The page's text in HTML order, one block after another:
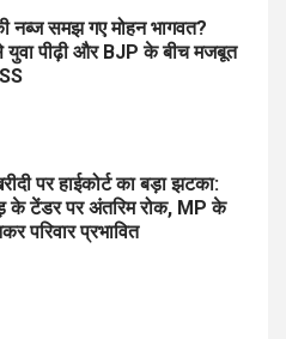
नब्ज समझ गए मोहन भागवत?
युवा पीढ़ी और BJP के बीच मजबूत
पर हाईकोर्ट का बड़ा झटका:
के टेंडर पर अंतरिम रोक, MP के
परिवार प्रभावित